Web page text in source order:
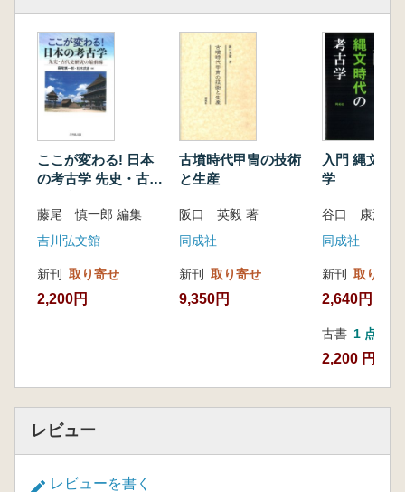
ここが変わる! 日本
の考古学 先史・古代
藤尾 慎一郎 編集
吉川弘文館
新刊 取り寄せ
2,200円
古墳時代甲冑の技術
と生産
阪口 英毅 著
同成社
新刊 取り寄せ
9,350円
入門 縄文時
学
谷口 康浩 著
同成社
新刊 取り寄せ
2,640円
古書 1 点
2,200 円
レビュー
レビューを書く